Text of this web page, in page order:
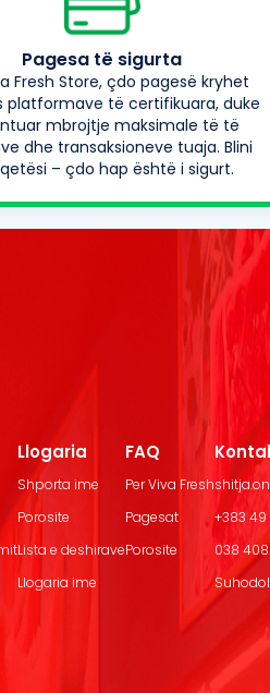
Pagesa të sigurta
Fresh Store, çdo pagesë kryhet
platformave të certifikuara, duke
mbrojtje maksimale të të
dhe transaksioneve tuaja. Blini
– çdo hap është i sigurt.
Llogaria
Shporta ime
Porosite
Lista e deshirave
Llogaria ime
FAQ
Per Viva Fresh
Pagesat
Porosite
+383
038